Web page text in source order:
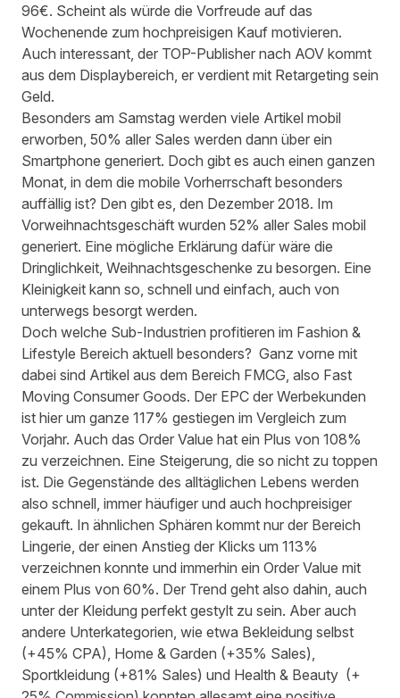
96€. Scheint als würde die Vorfreude auf das
Wochenende zum hochpreisigen Kauf motivieren.
Auch interessant, der TOP-Publisher nach AOV kommt
aus dem Displaybereich, er verdient mit Retargeting sein
Geld.
Besonders am Samstag werden viele Artikel mobil
erworben, 50% aller Sales werden dann über ein
Smartphone generiert. Doch gibt es auch einen ganzen
Monat, in dem die mobile Vorherrschaft besonders
auffällig ist? Den gibt es, den Dezember 2018. Im
Vorweihnachtsgeschäft wurden 52% aller Sales mobil
generiert. Eine mögliche Erklärung dafür wäre die
Dringlichkeit, Weihnachtsgeschenke zu besorgen. Eine
Kleinigkeit kann so, schnell und einfach, auch von
unterwegs besorgt werden.
Doch welche Sub-Industrien profitieren im Fashion &
Lifestyle Bereich aktuell besonders? Ganz vorne mit
dabei sind Artikel aus dem Bereich FMCG, also Fast
Moving Consumer Goods. Der EPC der Werbekunden
ist hier um ganze 117% gestiegen im Vergleich zum
Vorjahr. Auch das Order Value hat ein Plus von 108%
zu verzeichnen. Eine Steigerung, die so nicht zu toppen
ist. Die Gegenstände des alltäglichen Lebens werden
also schnell, immer häufiger und auch hochpreisiger
gekauft. In ähnlichen Sphären kommt nur der Bereich
Lingerie, der einen Anstieg der Klicks um 113%
verzeichnen konnte und immerhin ein Order Value mit
einem Plus von 60%. Der Trend geht also dahin, auch
unter der Kleidung perfekt gestylt zu sein. Aber auch
andere Unterkategorien, wie etwa Bekleidung selbst
(+45% CPA), Home & Garden (+35% Sales),
Sportkleidung (+81% Sales) und Health & Beauty (+